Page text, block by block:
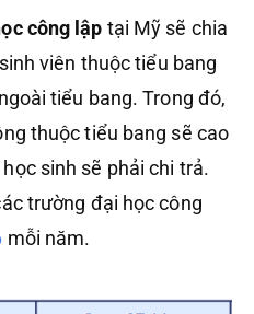
công lập tại Mỹ sẽ chia
viên thuộc tiểu bang
tiểu bang. Trong đó,
thuộc tiểu bang sẽ cao
sinh sẽ phải chi trả.
trường đại học công
mỗi năm.